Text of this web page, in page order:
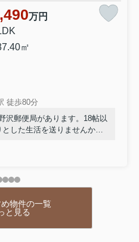
万円
㎡
徒歩80分
沢郵便局があります。18帖以
した生活を送りませんか。
ます。当社は、宇都宮市の
ているのであれば、まずは
物件の一覧
と見る